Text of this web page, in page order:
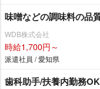
味噌などの調味料の品
WDB株式会社
時給1,700円～
派遣社員 / 愛知県
歯科助手/扶養内勤務